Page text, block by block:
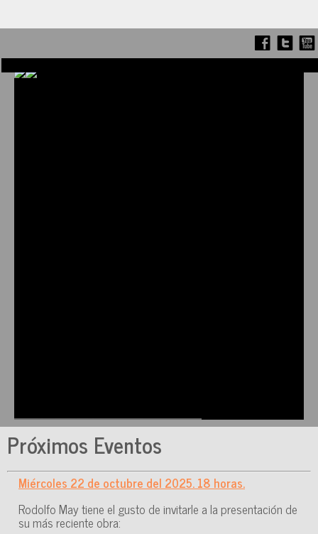
Próximos Eventos
Miércoles 22 de octubre del 2025. 18 horas.
Rodolfo May tiene el gusto de invitarle a la presentación de
su más reciente obra: